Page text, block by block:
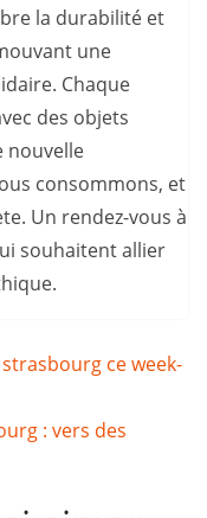
la durabilité et
une
Chaque
des objets
nouvelle
consommons, et
Un rendez-vous à
souhaitent allier
ce week-
: vers des